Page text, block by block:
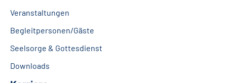
Veranstaltungen
Begleitpersonen/Gäste
Seelsorge & Gottesdienst
Downloads